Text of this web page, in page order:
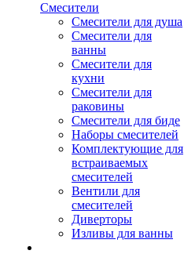
Смесители
Смесители для душа
Смесители для
ванны
Смесители для
кухни
Смесители для
раковины
Смесители для биде
Наборы смесителей
Комплектующие для
встраиваемых
смесителей
Вентили для
смесителей
Диверторы
Изливы для ванны